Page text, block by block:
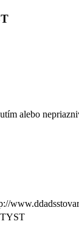
alebo